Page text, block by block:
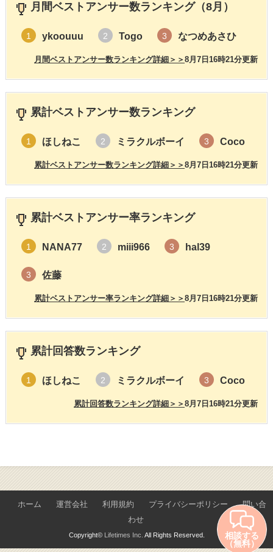
月間ベストアンサー数ランキング（8月）
1 ykoouuu 2 Togo 3 なつめあさひ
8月7日16時21分更新
月間ベストアンサー数ランキング詳細＞＞
累計ベストアンサー数ランキング
1 ほしねこ 2 ミラクルボーイ 3 Coco
8月7日16時21分更新
累計ベストアンサー数ランキング詳細＞＞
累計ベストアンサー率ランキング
1 NANA77 2 miii966 3 hal39
3 佐藤
8月7日16時21分更新
累計ベストアンサー率ランキング詳細＞＞
累計回答数ランキング
1 ほしねこ 2 ミラクルボーイ 3 Coco
8月7日16時21分更新
累計回答数ランキング詳細＞＞
ホーム 運営会社 利用規約 プライバシーポリシー
問い合
わせ
Copyright© Lifetimes Inc. All Rights Reserved. 相談する
（無料）